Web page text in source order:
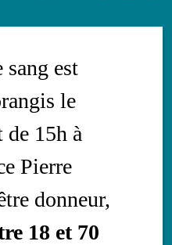
est
le
15h à
Pierre
donneur,
18 et 70